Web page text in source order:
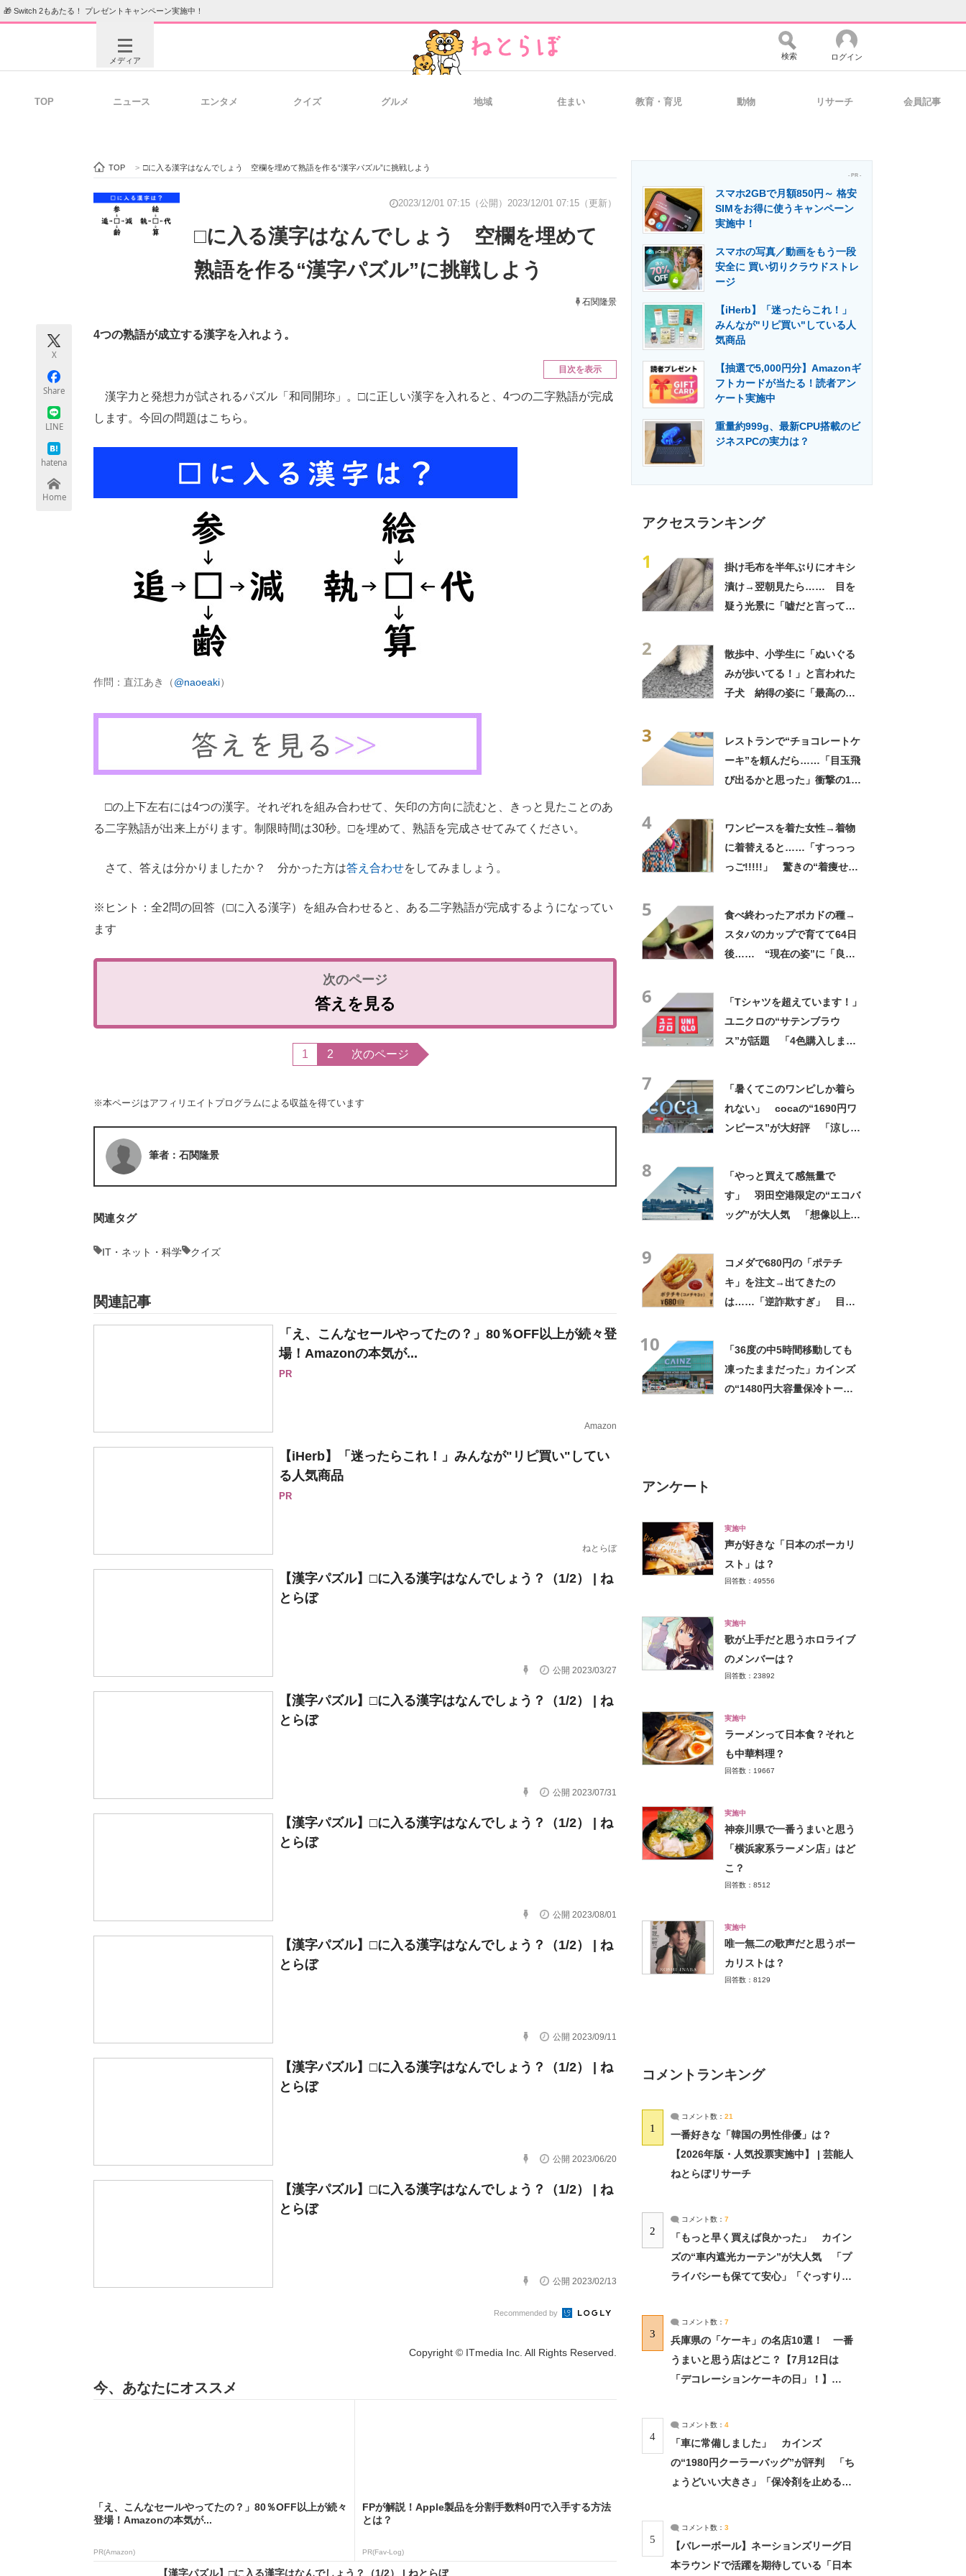
🎁 Switch 2もあたる！ プレゼントキャンペーン実施中！
メディア
ビジネスと働き方のヒント 経営リーダーのコミュニティ マーケ×ITの今がよく分かる
ITエンジニア向け専門サイト 企業向けIT製品の総合サイト IT製品の技術・比較・事例 製造業のIT導入・活用を支援
モノづくり技術者専門サイト エレクトロニクス専門サイト エネルギーの専門メディア 建設×テクノロジーの最前線
ちょっと気になるネットの話題
検索 ログイン
TOP ニュース エンタメ クイズ グルメ 地域 住まい 教育・育児 動物 リサーチ 会員記事
TOP > □に入る漢字はなんでしょう 空欄を埋めて熟語を作る“漢字パズル”に挑戦しよう
2023/12/01 07:15（公開） 2023/12/01 07:15（更新）
□に入る漢字はなんでしょう 空欄を埋めて
熟語を作る“漢字パズル”に挑戦しよう
石関隆景
X
Share
LINE
hatena
Home
4つの熟語が成立する漢字を入れよう。
目次を表示
漢字力と発想力が試されるパズル「和同開珎」。□に正しい漢字を入れると、4つの二字熟語が完成
します。今回の問題はこちら。
作問：直江あき（@naoeaki）
□の上下左右には4つの漢字。それぞれを組み合わせて、矢印の方向に読むと、きっと見たことのあ
る二字熟語が出来上がります。制限時間は30秒。□を埋めて、熟語を完成させてみてください。
さて、答えは分かりましたか？ 分かった方は答え合わせをしてみましょう。
※ヒント：全2問の回答（□に入る漢字）を組み合わせると、ある二字熟語が完成するようになってい
ます
答えを見る
1 2 次のページ
※本ページはアフィリエイトプログラムによる収益を得ています
筆者：石関隆景
関連タグ
IT・ネット・科学 クイズ
関連記事
「え、こんなセールやってたの？」80％OFF以上が続々登
場！Amazonの本気が...
PR
Amazon
【iHerb】「迷ったらこれ！」みんなが"リピ買い"してい
る人気商品
PR
ねとらぼ
【漢字パズル】□に入る漢字はなんでしょう？（1/2） | ね
とらぼ
公開 2023/03/27
【漢字パズル】□に入る漢字はなんでしょう？（1/2） | ね
とらぼ
公開 2023/07/31
【漢字パズル】□に入る漢字はなんでしょう？（1/2） | ね
とらぼ
公開 2023/08/01
【漢字パズル】□に入る漢字はなんでしょう？（1/2） | ね
とらぼ
公開 2023/09/11
【漢字パズル】□に入る漢字はなんでしょう？（1/2） | ね
とらぼ
公開 2023/06/20
【漢字パズル】□に入る漢字はなんでしょう？（1/2） | ね
とらぼ
公開 2023/02/13
Recommended by
Copyright © ITmedia Inc. All Rights Reserved.
今、あなたにオススメ
「え、こんなセールやってたの？」80％OFF以上が続々
登場！Amazonの本気が...
PR(Amazon)
FPが解説！Apple製品を分割手数料0円で入手する方法
とは？
PR(Fav-Log)
【漢字パズル】□に入る漢字はなんでしょう？（1/2） | ねとらぼ
- PR -
スマホ2GBで月額850円～ 格安
SIMをお得に使うキャンペーン
実施中！
スマホの写真／動画をもう一段
安全に 買い切りクラウドストレ
ージ
【iHerb】「迷ったらこれ！」
みんなが"リピ買い"している人
気商品
【抽選で5,000円分】Amazonギ
フトカードが当たる！読者アン
ケート実施中
重量約999g、最新CPU搭載のビ
ジネスPCの実力は？
アクセスランキング
1
掛け毛布を半年ぶりにオキシ
漬け→翌朝見たら…… 目を
疑う光景に「嘘だと言ってく
2
散歩中、小学生に「ぬいぐる
みが歩いてる！」と言われた
子犬 納得の姿に「最高の褒
3
レストランで“チョコレートケ
ーキ”を頼んだら……「目玉飛
び出るかと思った」衝撃の1皿
4
ワンピースを着た女性→着物
に着替えると……「すっっっ
っご!!!!!」 驚きの“着痩せ
5
食べ終わったアボカドの種→
スタバのカップで育てて64日
後…… “現在の姿”に「良さ
6
「Tシャツを超えています！」
ユニクロの“サテンブラウ
ス”が話題 「4色購入しまし
7
「暑くてこのワンピしか着ら
れない」 cocaの“1690円ワ
ンピース”が大好評 「涼しく
8
「やっと買えて感無量で
す」 羽田空港限定の“エコバ
ッグ”が大人気 「想像以上に
9
コメダで680円の「ポテチ
キ」を注文→出てきたの
は……「逆詐欺すぎ」 目を
10
「36度の中5時間移動しても
凍ったままだった」カインズ
の“1480円大容量保冷トー
アンケート
実施中
声が好きな「日本のボーカリ
スト」は？
回答数：49556
実施中
歌が上手だと思うホロライブ
のメンバーは？
回答数：23892
実施中
ラーメンって日本食？それと
も中華料理？
回答数：19667
実施中
神奈川県で一番うまいと思う
「横浜家系ラーメン店」はど
こ？
回答数：8512
実施中
唯一無二の歌声だと思うボー
カリストは？
回答数：8129
コメントランキング
1
コメント数： 21
一番好きな「韓国の男性俳優」は？
【2026年版・人気投票実施中】 | 芸能人
ねとらぼリサーチ
2
コメント数： 7
「もっと早く買えば良かった」 カイン
ズの“車内遮光カーテン”が大人気 「プ
ライバシーも保てて安心」「ぐっすり眠
3
コメント数： 7
兵庫県の「ケーキ」の名店10選！ 一番
うまいと思う店はどこ？【7月12日は
「デコレーションケーキの日」！】
4
コメント数： 4
「車に常備しました」 カインズ
の“1980円クーラーバッグ”が評判 「ち
ょうどいい大きさ」「保冷剤を止めるベ
5
コメント数： 3
【バレーボール】ネーションズリーグ日
本ラウンドで活躍を期待している「日本